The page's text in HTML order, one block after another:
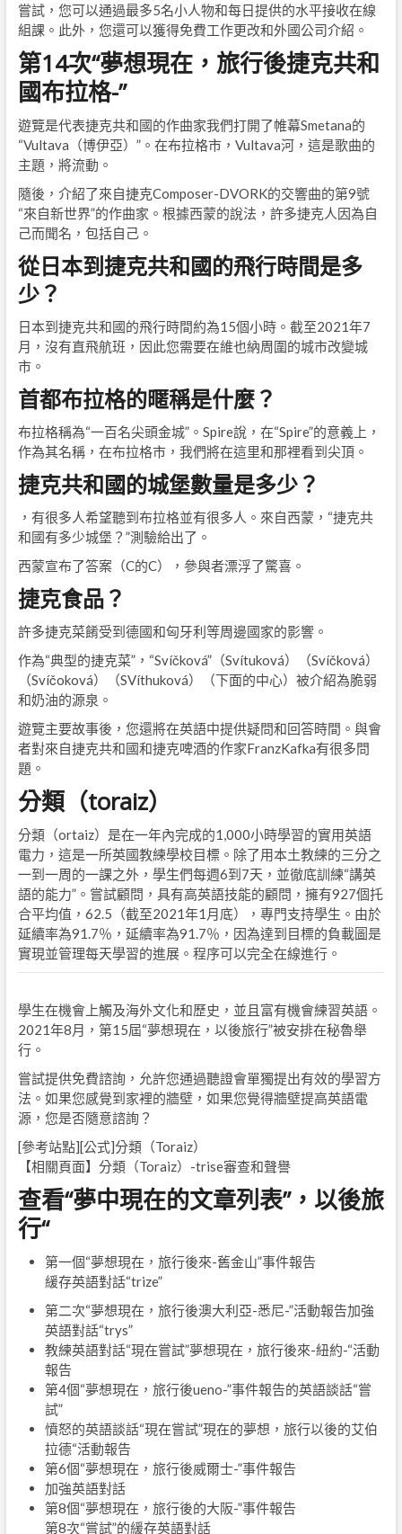
嘗試，您可以通過最多5名小人物和每日提供的水平接收在線
組課。此外，您還可以獲得免費工作更改和外國公司介紹。
第14次“夢想現在，旅行後捷克共和
國布拉格-”
遊覽是代表捷克共和國的作曲家我們打開了帷幕Smetana的
“Vultava（博伊亞）”。在布拉格市，Vultava河，這是歌曲的
主題，將流動。
隨後，介紹了來自捷克Composer-DVORK的交響曲的第9號
“來自新世界”的作曲家。根據西蒙的說法，許多捷克人因為自
己而聞名，包括自己。
從日本到捷克共和國的飛行時間是多
少？
日本到捷克共和國的飛行時間約為15個小時。截至2021年7
月，沒有直飛航班，因此您需要在維也納周圍的城市改變城
市。
首都布拉格的暱稱是什麼？
布拉格稱為“一百名尖頭金城”。Spire說，在“Spire”的意義上，
作為其名稱，在布拉格市，我們將在這里和那裡看到尖頂。
捷克共和國的城堡數量是多少？
，有很多人希望聽到布拉格並有很多人。來自西蒙，“捷克共
和國有多少城堡？”測驗給出了。
西蒙宣布了答案（C的C），參與者漂浮了驚喜。
捷克食品？
許多捷克菜餚受到德國和匈牙利等周邊國家的影響。
作為“典型的捷克菜”，“Svíčková”（Svítuková）（Svíčková）
（Svíčoková）（SVíthuková）（下面的中心）被介紹為脆弱
和奶油的源泉。
遊覽主要故事後，您還將在英語中提供疑問和回答時間。與會
者對來自捷克共和國和捷克啤酒的作家FranzKafka有很多問
題。
分類（toraiz）
分類（ortaiz）是在一年內完成的1,000小時學習的實用英語
電力，這是一所英國教練學校目標。除了用本土教練的三分之
一到一周的一課之外，學生們每週6到7天，並徹底訓練“講英
語的能力”。嘗試顧問，具有高英語技能的顧問，擁有927個托
合平均值，62.5（截至2021年1月底），專門支持學生。由於
延續率為91.7％，延續率為91.7％，因為達到目標的負載圖是
實現並管理每天學習的進展。程序可以完全在線進行。
學生在機會上觸及海外文化和歷史，並且富有機會練習英語。
2021年8月，第15屆“夢想現在，以後旅行”被安排在秘魯舉
行。
嘗試提供免費諮詢，允許您通過聽證會單獨提出有效的學習方
法。如果您感覺到家裡的牆壁，如果您覺得牆壁提高英語電
源，您是否隨意諮詢？
[參考站點][公式]分類（Toraiz）
【相關頁面】分類（Toraiz）-trise審查和聲譽
查看“夢中現在的文章列表”，以後旅
行“
第一個“夢想現在，旅行後來-舊金山”事件報告
緩存英語對話“trize”
第二次“夢想現在，旅行後澳大利亞-悉尼-”活動報告加強
英語對話“trys”
教練英語對話“現在嘗試”夢想現在，旅行後來-紐約-“活動
報告
第4個“夢想現在，旅行後ueno-”事件報告的英語談話“嘗
試”
憤怒的英語談話“現在嘗試”現在的夢想，旅行以後的艾伯
拉德“活動報告
第6個“夢想現在，旅行後威爾士-”事件報告
加強英語對話
第8個“夢想現在，旅行後的大阪-”事件報告
第8次“嘗試”的緩存英語對話